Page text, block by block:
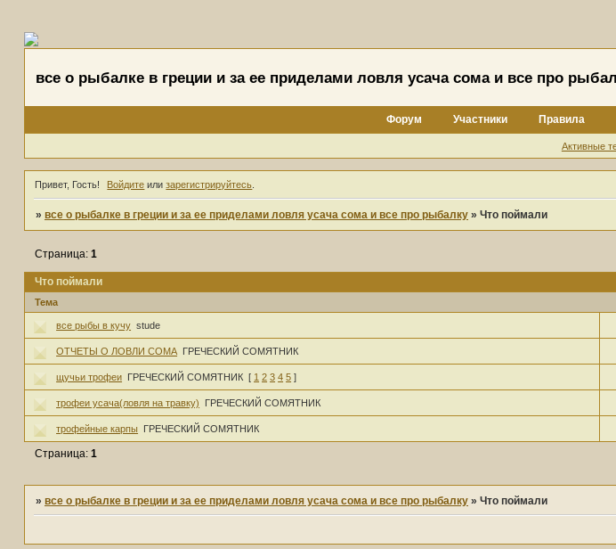
все о рыбалке в греции и за ее приделами ловля усача сома и все про
Форум Участники Правила
Активные
Привет, Гость! Войдите илизарегистрируйтесь
» все о рыбалке в греции и за ее приделами ловля усача сома и все про рыбалку » Что поймали
Что поймали
Страница: 1
Тема
все рыбы в кучу stude
ОТЧЕТЫ О ЛОВЛИ СОМА ГРЕЧЕСКИЙ СОМЯТНИК
щучьи трофеи ГРЕЧЕСКИЙ СОМЯТНИК [ 1 2 3 4 5 ]
трофеи усача(ловля на травку) ГРЕЧЕСКИЙ СОМЯТНИК
трофейные карпы ГРЕЧЕСКИЙ СОМЯТНИК
Страница: 1
» все о рыбалке в греции и за ее приделами ловля усача сома и все про рыбалку » Что поймали